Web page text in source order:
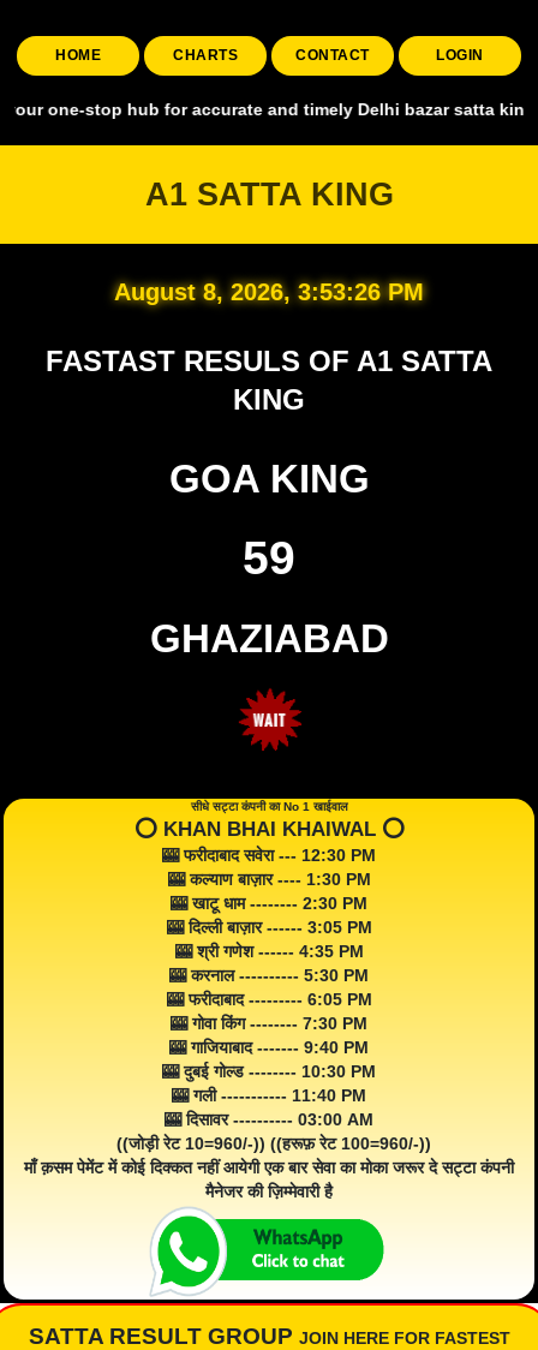
HOME CHARTS CONTACT LOGIN
hub for accurate and timely Delhi bazar satta king,
A1 SATTA KING
August 8, 2026, 3:53:27 PM
FASTAST RESULS OF A1 SATTA
KING
GOA KING
59
GHAZIABAD
सीधे सट्टा कंपनी का No 1 खाईवाल
⭕️ KHAN BHAI KHAIWAL ⭕️
🎰 फरीदाबाद सवेरा --- 12:30 PM
🎰 कल्याण बाज़ार ---- 1:30 PM
🎰 खाटू धाम -------- 2:30 PM
🎰 दिल्ली बाज़ार ------ 3:05 PM
🎰 श्री गणेश ------ 4:35 PM
🎰 करनाल ---------- 5:30 PM
🎰 फरीदाबाद --------- 6:05 PM
🎰 गोवा किंग -------- 7:30 PM
🎰 गाजियाबाद ------- 9:40 PM
🎰 दुबई गोल्ड -------- 10:30 PM
🎰 गली ----------- 11:40 PM
🎰 दिसावर ---------- 03:00 AM
((जोड़ी रेट 10=960/-)) ((हरूफ़ रेट 100=960/-))
माँ क़सम पेमेंट में कोई दिक्कत नहीं आयेगी एक बार सेवा का मोका जरूर दे सट्टा कंपनी
मैनेजर की ज़िम्मेवारी है
SATTA RESULT GROUP JOIN HERE FOR FASTEST